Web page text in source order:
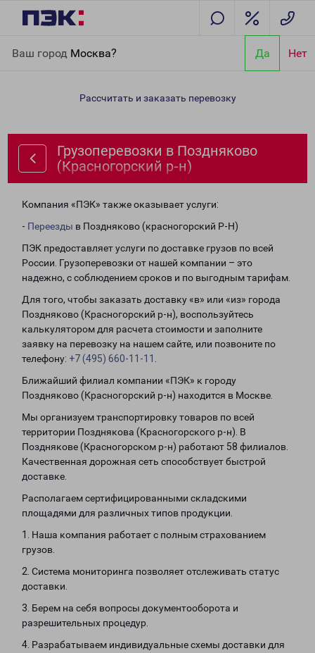
Ваш город Москва? Да Нет
(Красногорский р-н)
Рассчитать и заказать перевозку
Грузоперевозки в Поздняково
(Красногорский р-н)
Компания «ПЭК» также оказывает услуги:
- Переезды в Поздняково (красногорский Р-Н)
ПЭК предоставляет услуги по доставке грузов по всей
России. Грузоперевозки от нашей компании – это
надежно, с соблюдением сроков и по выгодным тарифам.
Для того, чтобы заказать доставку «в» или «из» города
Поздняково (Красногорский р-н), воспользуйтесь
калькулятором для расчета стоимости и заполните
заявку на перевозку на нашем сайте, или позвоните по
телефону: +7 (495) 660-11-11
Ближайший филиал компании «ПЭК» к городу
Поздняково (Красногорский р-н) находится в Москве.
Мы организуем транспортировку товаров по всей
территории Позднякова (Красногорского р-н). В
Позднякове (Красногорском р-н) работают 58 филиалов.
Качественная дорожная сеть способствует быстрой
доставке.
Располагаем сертифицированными складскими
площадями для различных типов продукции.
1. Наша компания работает с полным страхованием
грузов.
2. Система мониторинга позволяет отслеживать статус
доставки.
3. Берем на себя вопросы документооборота и
разрешительных процедур.
4. Разрабатываем индивидуальные схемы доставки для